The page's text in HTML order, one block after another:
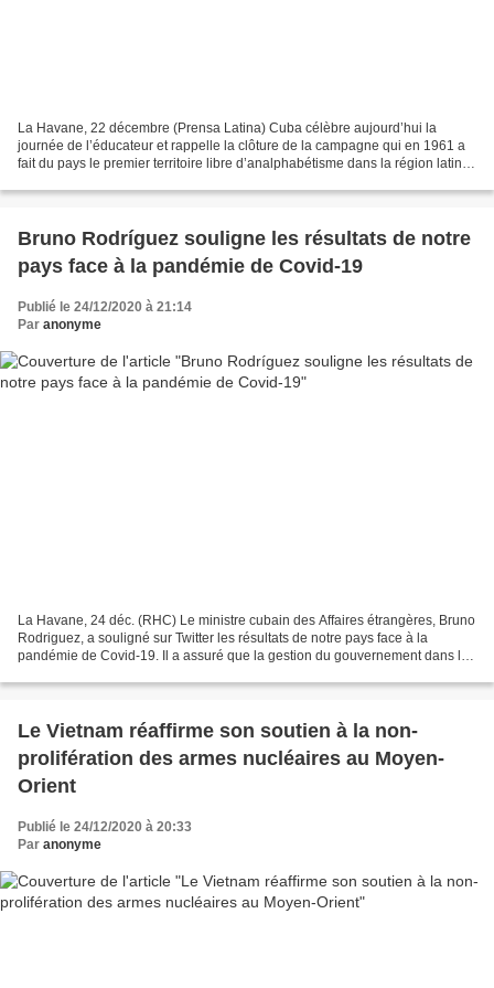
La Havane, 22 décembre (Prensa Latina) Cuba célèbre aujourd’hui la
journée de l’éducateur et rappelle la clôture de la campagne qui en 1961 a
fait du pays le premier territoire libre d’analphabétisme dans la région latino-
Bruno Rodríguez souligne les résultats de notre
pays face à la pandémie de Covid-19
Publié le 24/12/2020 à 21:14
Par anonyme
La Havane, 24 déc. (RHC) Le ministre cubain des Affaires étrangères, Bruno
Rodriguez, a souligné sur Twitter les résultats de notre pays face à la
pandémie de Covid-19. Il a assuré que la gestion du gouvernement dans la
Le Vietnam réaffirme son soutien à la non-
prolifération des armes nucléaires au Moyen-
Orient
Publié le 24/12/2020 à 20:33
Par anonyme